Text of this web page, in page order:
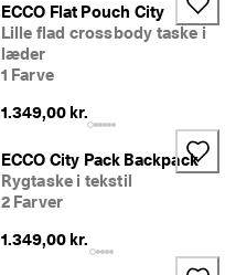
ECCO Flat Pouch City
Lille flad crossbody taske i
læder
1 Farve
1.349,00 kr.
ECCO City Pack Backpack
Rygtaske i tekstil
2 Farver
1.349,00 kr.